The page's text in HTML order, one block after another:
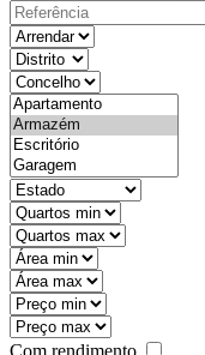
objective
districtId
countyId
types
state
mintypo
maxtypo
minarea
maxarea
minprice
maxprice
Com rendimento